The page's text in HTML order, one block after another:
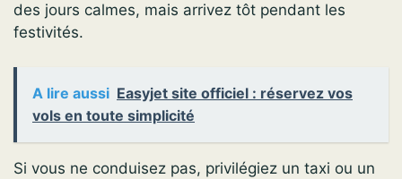
des jours calmes, mais arrivez tôt pendant les
festivités.
A lire aussi Easyjet site officiel : réservez vos
vols en toute simplicité
Si vous ne conduisez pas, privilégiez un taxi ou un